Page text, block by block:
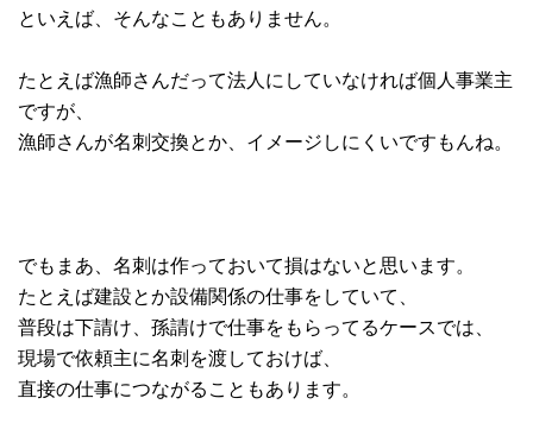
といえば、そんなこともありません。
たとえば漁師さんだって法人にしていなければ個人事業主
ですが、
漁師さんが名刺交換とか、イメージしにくいですもんね。
でもまあ、名刺は作っておいて損はないと思います。
たとえば建設とか設備関係の仕事をしていて、
普段は下請け、孫請けで仕事をもらってるケースでは、
現場で依頼主に名刺を渡しておけば、
直接の仕事につながることもあります。